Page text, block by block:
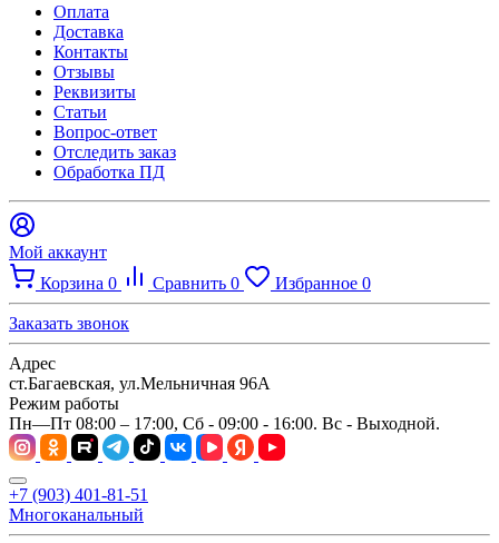
Оплата
Доставка
Контакты
Отзывы
Реквизиты
Статьи
Вопрос-ответ
Отследить заказ
Обработка ПД
Мой аккаунт
Корзина 0 Сравнить 0 Избранное 0
Заказать звонок
Адрес
ст.Багаевская, ул.Мельничная 96А
Режим работы
Пн—Пт 08:00 – 17:00, Сб - 09:00 - 16:00. Вс - Выходной.
+7 (903) 401-81-51
Многоканальный